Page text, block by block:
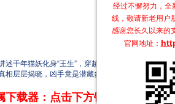
经过不懈努力，全
线，敬请新老用户
感谢您长久以来的
官网地址：
年猫妖化身“王生”，穿越至M2025年清山大学
相层层揭晓，凶手竟是潜藏多年的日识刘万洲。王
下载器：点击下方链接 即可享受